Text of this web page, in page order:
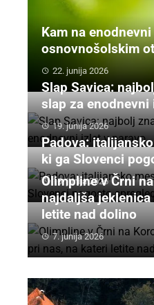
Kam na
osnovnošolskim
22. junija 2026
Slap Savica:
slap za enodnevni
19. junija 2026
Padova:
ki ga Slovenci
16. junija 2026
Olimpline v Črni
najdaljša
letite nad dolino
7. junija 2026